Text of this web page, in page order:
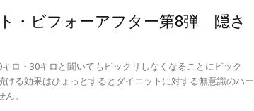
・ビフォーアフター第8弾 隠さ
ロ・30キロと聞いてもビックリしなくなることにビック
ける効果はひょっとするとダイエットに対する無意識のハー
。